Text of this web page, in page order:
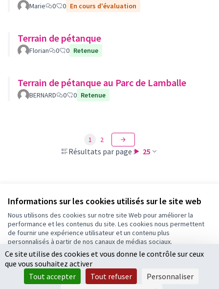
Informations sur les cookies utilisés sur le site web
Nous utilisons des cookies sur notre site Web pour améliorer la
performance et les contenus du site. Les cookies nous permettent
de fournir une expérience utilisateur et un contenu plus
personnalisés à partir de nos canaux de médias sociaux.
Tout accepter
Accepter seulement les cookies essentiels
Paramètres
Marie 0 0 En cours d'évaluation
Terrain de pétanque
Florian 0 0 Retenue
Terrain de pétanque au Parc de Lamballe
BERNARD 0 0 Retenue
Résultats par page : 25
1 2
Conditions d'utilisation
Paramètres des cookies
(Lien externe)
Site réalisé parOpen Source Politics grâce aulogiciel libre
Licence
(Lien
Ce site utilise des cookies et vous donne le contrôle sur ceux
que vous souhaitez activer
Tout accepter
Tout refuser
Personnaliser